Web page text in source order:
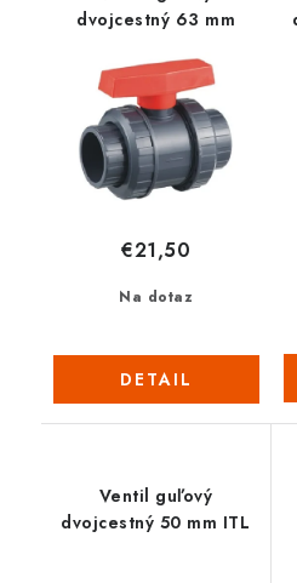
dvojcestný 63 mm
Na dotaz
€21,50
DETAIL
Ventil guľový
dvojcestný 50 mm ITL